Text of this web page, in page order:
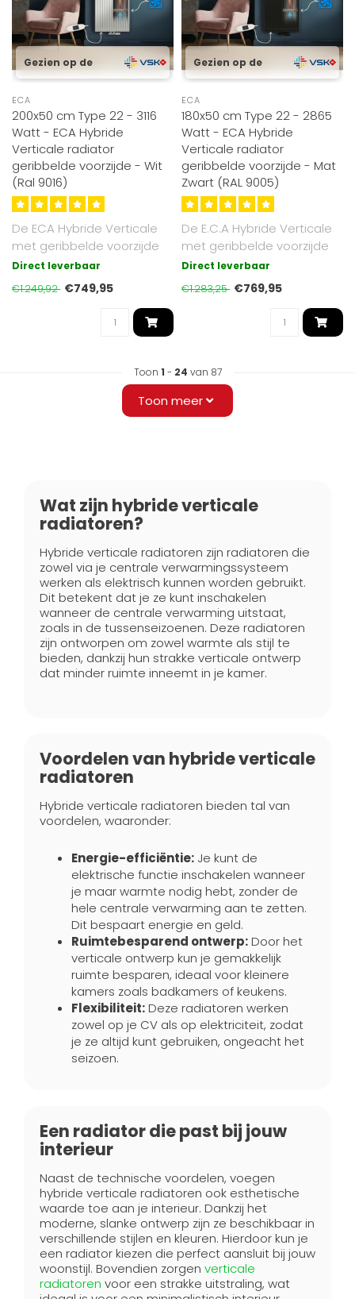
Gezien op de
ECA
200x50 cm Type 22 - 3116
Watt - ECA Hybride
Verticale radiator
geribbelde voorzijde - Wit
(Ral 9016)
De ECA Hybride Verticale
met geribbelde voorzijde
radiator combineert
stralingsw..
Direct leverbaar
€1.249,92 €749,95
Gezien op de
ECA
180x50 cm Type 22 - 2865
Watt - ECA Hybride
Verticale radiator
geribbelde voorzijde - Mat
Zwart (RAL 9005)
De E.C.A Hybride Verticale
met geribbelde voorzijde
radiator combineert
Direct leverbaar
€1.283,25 €769,95
Toon 1 - 24 van 87
Toon meer
Wat zijn hybride verticale
radiatoren?
Hybride verticale radiatoren zijn radiatoren die
zowel via je centrale verwarmingssysteem
werken als elektrisch kunnen worden gebruikt.
Dit betekent dat je ze kunt inschakelen
wanneer de centrale verwarming uitstaat,
zoals in de tussenseizoenen. Deze radiatoren
zijn ontworpen om zowel warmte als stijl te
bieden, dankzij hun strakke verticale ontwerp
dat minder ruimte inneemt in je kamer.
Voordelen van hybride verticale
radiatoren
Hybride verticale radiatoren bieden tal van
voordelen, waaronder:
Energie-efficiëntie: Je kunt de
elektrische functie inschakelen wanneer
je maar warmte nodig hebt, zonder de
hele centrale verwarming aan te zetten.
Dit bespaart energie en geld.
Ruimtebesparend ontwerp:Door het
verticale ontwerp kun je gemakkelijk
ruimte besparen, ideaal voor kleinere
kamers zoals badkamers of keukens.
Flexibiliteit:Deze radiatoren werken
zowel op je CV als op elektriciteit, zodat
je ze altijd kunt gebruiken, ongeacht het
seizoen.
Een radiator die past bij jouw
interieur
Naast de technische voordelen, voegen
hybride verticale radiatoren ook esthetische
waarde toe aan je interieur. Dankzij het
moderne, slanke ontwerp zijn ze beschikbaar in
verschillende stijlen en kleuren. Hierdoor kun je
een radiator kiezen die perfect aansluit bij jouw
woonstijl. Bovendien zorgen verticale
radiatoren voor een strakke uitstraling, wat